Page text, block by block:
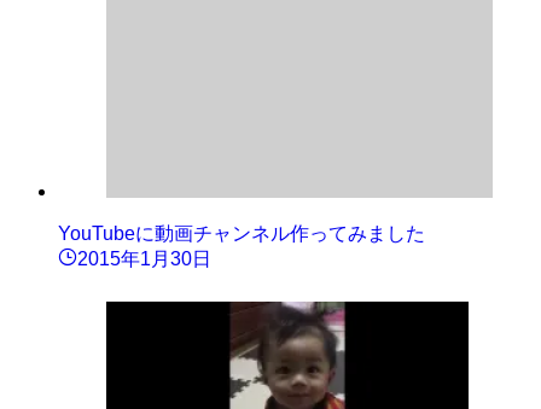
YouTubeに動画チャンネル作ってみました
2015年1月30日